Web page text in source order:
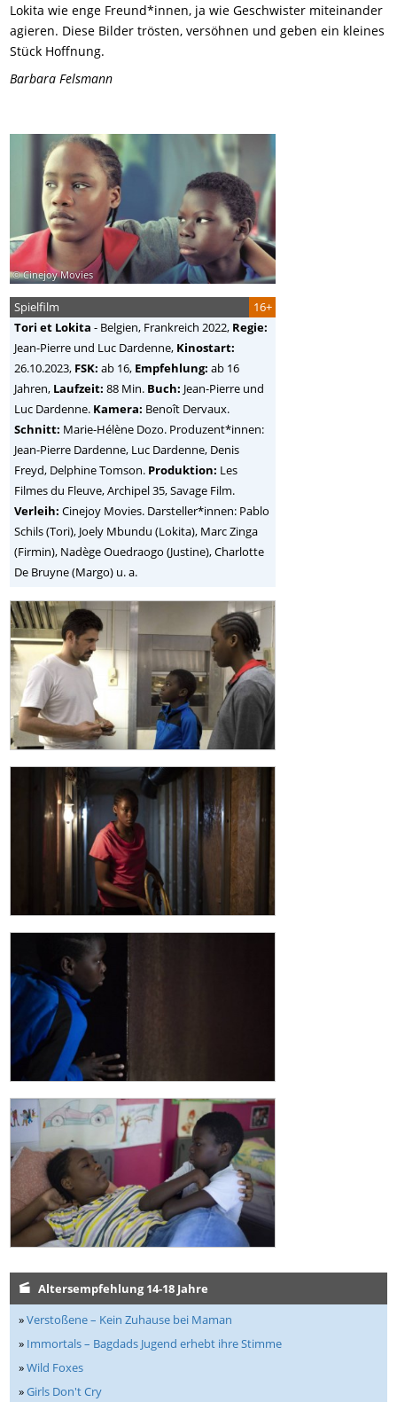
Lokita wie enge Freund*innen, ja wie Geschwister miteinander
agieren. Diese Bilder trösten, versöhnen und geben ein kleines
Stück Hoffnung.
Barbara Felsmann
© Cinejoy Movies
16+
Spielfilm
Tori et Lokita - Belgien, Frankreich 2022, Regie:
Jean-Pierre und Luc Dardenne, Kinostart:
26.10.2023, FSK: ab 16, Empfehlung: ab 16
Jahren, Laufzeit: 88 Min. Buch: Jean-Pierre und
Luc Dardenne. Kamera: Benoît Dervaux.
Schnitt: Marie-Hélène Dozo. Produzent*innen:
Jean-Pierre Dardenne, Luc Dardenne, Denis
Freyd, Delphine Tomson. Produktion: Les
Filmes du Fleuve, Archipel 35, Savage Film.
Verleih: Cinejoy Movies. Darsteller*innen: Pablo
Schils (Tori), Joely Mbundu (Lokita), Marc Zinga
(Firmin), Nadège Ouedraogo (Justine), Charlotte
De Bruyne (Margo) u. a.
Altersempfehlung 14-18 Jahre
»Verstoßene – Kein Zuhause bei Maman
» Immortals – Bagdads Jugend erhebt ihre Stimme
»Wild Foxes
»Girls Don't Cry